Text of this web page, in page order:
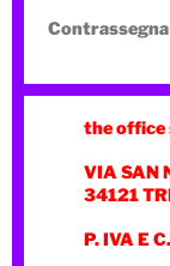
the office
VIA SAN
34121
P. IVA E